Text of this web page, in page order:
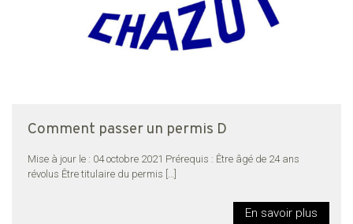
Comment passer un permis D
Mise à jour le : 04 octobre 2021 Prérequis : Être âgé de 24 ans
révolus Être titulaire du permis […]
En savoir plus